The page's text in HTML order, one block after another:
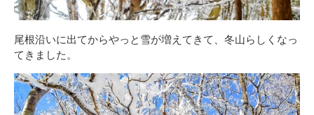
尾根沿いに出てからやっと雪が増えてきて、冬山らしくなっ
てきました。